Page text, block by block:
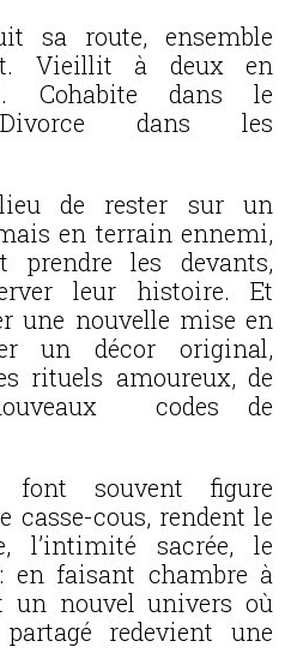
sa route, ensemble
Vieillit à deux en
Cohabite dans le
Divorce dans les
lieu de rester sur un
en terrain ennemi,
prendre les devants,
leur histoire. Et
une nouvelle mise en
un décor original,
rituels amoureux, de
codes de
font souvent figure
casse-cous, rendent le
l’intimité sacrée, le
en faisant chambre à
un nouvel univers où
redevient une